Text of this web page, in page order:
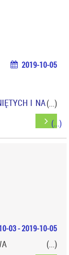
2019-10-05
I NA
03 - 2019-10-05